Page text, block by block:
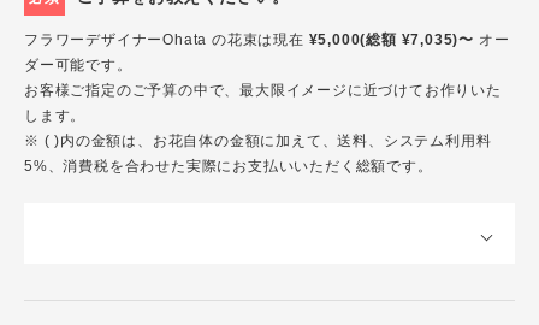
フラワーデザイナーOhata の花束は現在 ¥5,000(総額 ¥7,035)〜 オー
ダー可能です。
お客様ご指定のご予算の中で、最大限イメージに近づけてお作りいた
します。
※ ( )内の金額は、お花自体の金額に加えて、送料、システム利用料
5%、消費税を合わせた実際にお支払いいただく総額です。